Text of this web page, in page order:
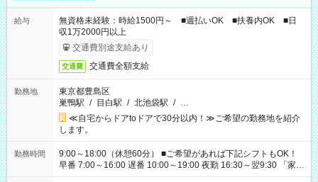
給与
無資格未経験：時給1500円～ ■週払いOK ■扶養内OK ■日
収1万2000円以上
交通費別途支給あり
交通費 交通費全額支給
勤務地
東京都豊島区
巣鴨駅 / 目白駅 / 北池袋駅 / …
≪自宅からドアtoドアで30分以内！≫ご希望の勤務地を紹介
します。
勤務時間
9:00～18:00（休憩60分） ■ご希望があれば下記シフトもOK！
早番 7:00～16:00 遅番 10:00～19:00 夜勤 16:30～翌9:30 「家族
と休みを合わせたい」 「余裕を持って夕飯の準備がしたい」